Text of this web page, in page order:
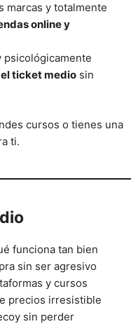
marcas y totalmente
online y
psicológicamente
ticket medio sin
cursos o tienes una
ti.
funciona tan bien
sin ser agresivo
y cursos
precios irresistible
sin perder